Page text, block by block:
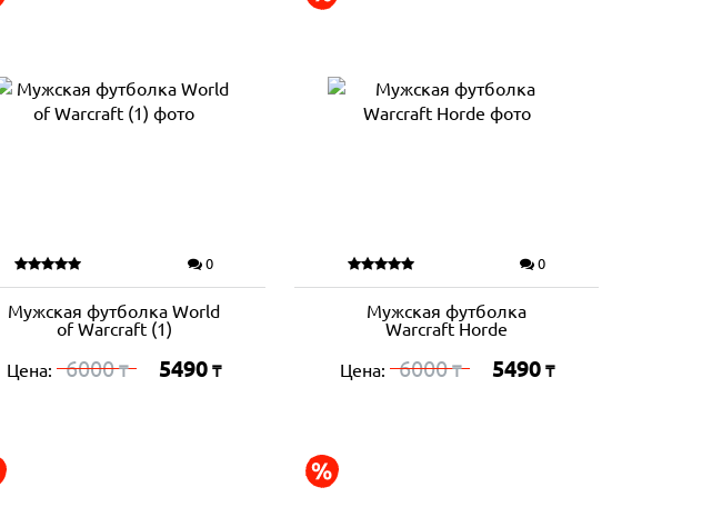
0
Мужская футболка World
of Warcraft (1)
Цена: 6000₸ 5490 ₸
0
Мужская футболка
Warcraft Horde
Цена: 6000₸ 5490 ₸